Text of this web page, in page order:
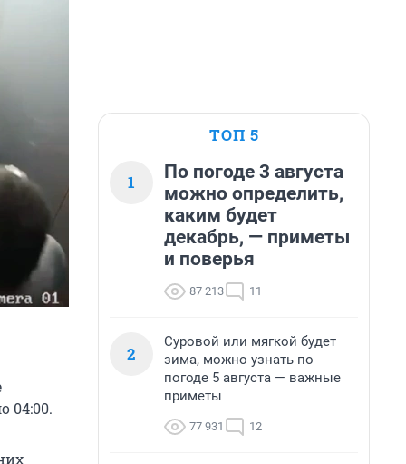
04:00.
ТОП 5
1
По погоде 3 августа
можно определить,
каким будет
декабрь, — приметы
и поверья
87 213 11
2
Суровой или мягкой будет
зима, можно узнать по
погоде 5 августа — важные
приметы
77 931 12